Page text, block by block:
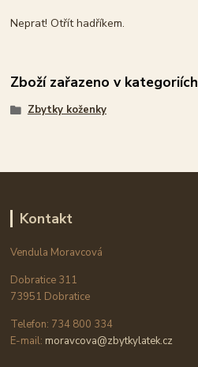
Neprat! Otřít hadříkem.
Zboží zařazeno v kategoriích
Zbytky koženky
Kontakt
Vendula Moravcová
Dobratice 311
73951 Dobratice
Telefon: 734 800 334
E-mail: moravcova@zbytkylatek.cz